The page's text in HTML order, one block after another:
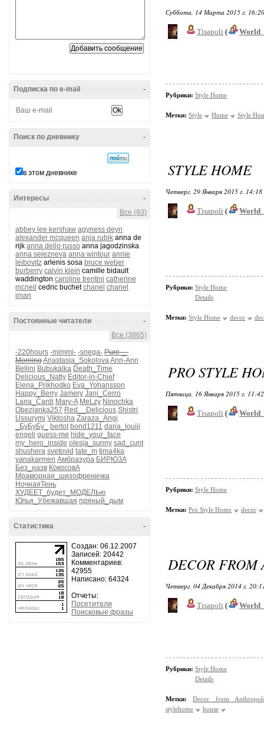
-
Подписка по e-mail
-
Поиск по дневнику
в этом дневнике
-
Интересы
Все (93)
abbey lee kershaw agyness deyn
alexander mcqueen anja rubik anna de
rijk anna dello russo anna jagodzinska
anna selezneva anna wintour annie
leibovitz arlenis sosa bruce weber
burberry calvin klein camille bidault
waddington caroline trentini catherine
mcneil cedric buchetchanel chanel
iman
-
Постоянные читатели
Все (3865)
-220hours -mimmi- -snega- Pure-_-
MorningAnastasia_SokolovaAnn-Ann
Bellini Bubukalka Death_Time
Delicious_Natly Editor-in-Chief
Elena_Prikhodko Eva_Yohansson
Happy_Berry Jamery Jani_Cerro
Lana_Cardi Mary-A MeLzy Ninochka
Obezjanka257 Red__Delicious Shistri
Ussurymi Viktosha Zaraza_Angi
_БуБуБу_
bertot bond1211 daria_louiji
engeli guess-me hide_your_face
my_hero_inside olesja_sunny sad_cunt
shushera svetovid tate_m tima4ka
yanakarmen Амбразура БИРЮЗА
Без_назв КокосовА
Мраморная_шизофреничка
НочнаяТень
ХУДЕЕТ_будет_МОДЕЛЬю
Юлья_Убежавшая пряный_дым
-
Статистика
Создан: 06.12.2007
Записей: 20442
Комментариев:
42955
Написано: 64324
Отчеты:
Посетители
Поисковые фразы
Суббота, 14 Марта 2015 г.
Tisapoli (
Рубрики: Style Home
Метки: Style Home Style
STYLE HOME
Четверг, 29 Января 2015 г. 14:18
Tisapoli (
Рубрики: Style Home
Details
Метки: Style Home decor
PRO STYLE
Пятница, 16 Января 2015 г.
Tisapoli (
Рубрики: Style Home
Метки: Pro Style Home decor
DECOR FROM
Четверг, 04 Декабря 2014 г.
Tisapoli (
Рубрики: Style Home
Details
Метки:
Decor from
stylehome
house